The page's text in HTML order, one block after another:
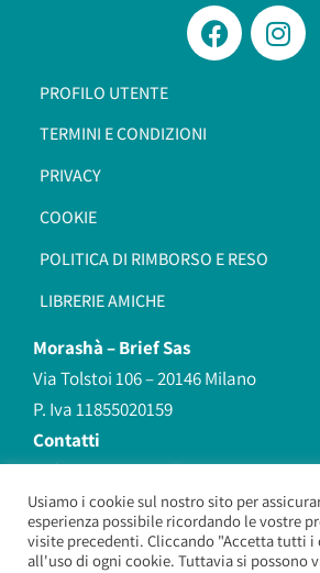
PROFILO UTENTE
TERMINI E CONDIZIONI
PRIVACY
COOKIE
POLITICA DI RIMBORSO E RESO
LIBRERIE AMICHE
Morashà –Brief Sas
Via Tolstoi 106 – 20146 Milano
P. Iva 11855020159
Contatti
redazione@morasha.it
339 8596707
(anche Whatsapp)
Usiamo i cookie sul nostro sito per
esperienza possibile ricordando le vostre
visite precedenti. Cliccando "Accetta tutti i
all'uso di ogni cookie. Tuttavia si possono